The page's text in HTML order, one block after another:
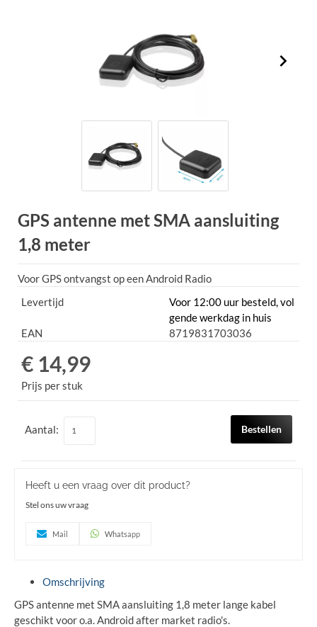
GPS antenne met SMA aansluiting
1,8 meter
Voor GPS ontvangst op een Android Radio
Levertijd
Voor 12:00 uur besteld, vol
gende werkdag in huis
EAN
8719831703036
€ 14,99
Prijs per stuk
Aantal: Bestellen
Heeft u een vraag over dit product?
Stel ons uw vraag
Mail Whatsapp
Omschrijving
GPS antenne met SMA aansluiting 1,8 meter lange kabel
geschikt voor o.a. Android after market radio's.